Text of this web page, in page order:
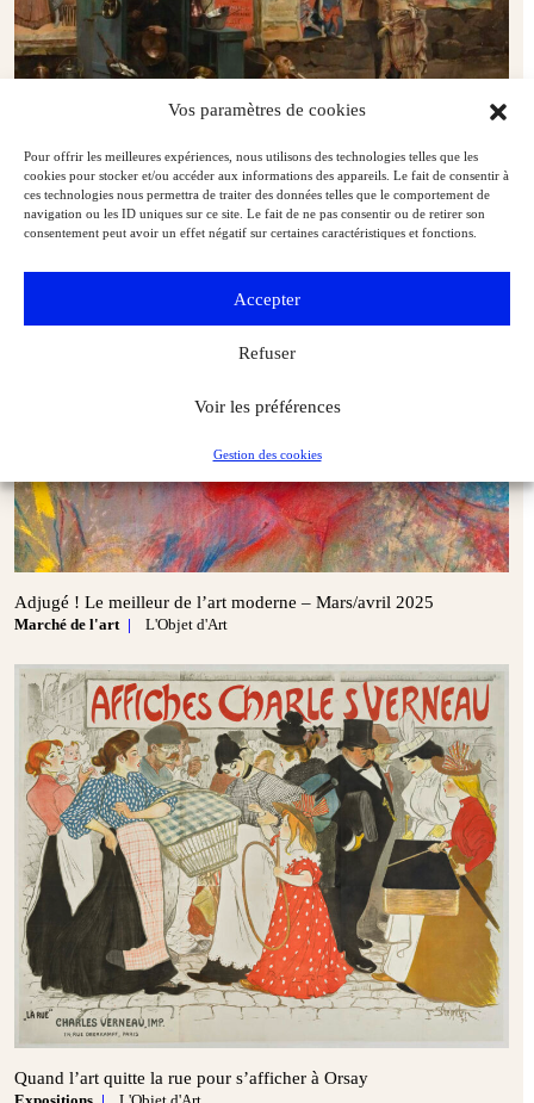
Vos paramètres de cookies
Pour offrir les meilleures expériences, nous utilisons des technologies telles que les
cookies pour stocker et/ou accéder aux informations des appareils. Le fait de consentir à
ces technologies nous permettra de traiter des données telles que le comportement de
navigation ou les ID uniques sur ce site. Le fait de ne pas consentir ou de retirer son
consentement peut avoir un effet négatif sur certaines caractéristiques et fonctions.
Accepter
Refuser
Voir les préférences
Gestion des cookies
L’affiche et ses révolutions au musée d’Orsay
Arts du livre et de l'estampe Art & Métiers du Livre
Adjugé ! Le meilleur de l’art moderne – Mars/avril 2025
Marché de l'art L'Objet d'Art
Quand l’art quitte la rue pour s’afficher à Orsay